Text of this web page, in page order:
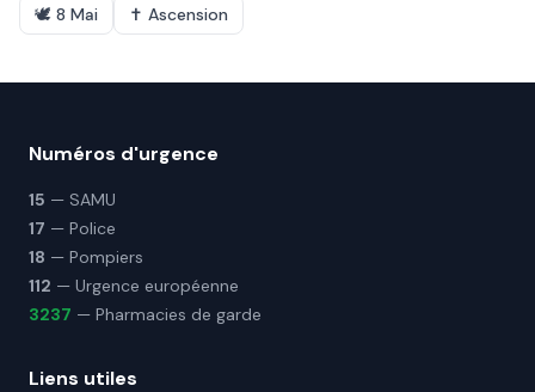
🕊️ 8 Mai ✝️ Ascension
Numéros d'urgence
15 — SAMU
17 — Police
18 — Pompiers
112 — Urgence européenne
3237 — Pharmacies de garde
Liens utiles